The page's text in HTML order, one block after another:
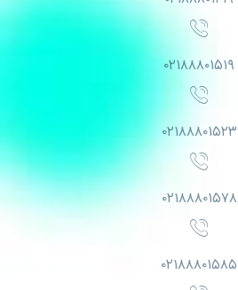
۰۲۱۸۸۸۰۱۵۱۹
۰۲۱۸۸۸۰۱۵۲۳
۰۲۱۸۸۸۰۱۵۷۸
۰۲۱۸۸۸۰۱۵۸۵